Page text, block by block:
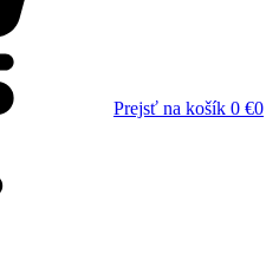
Prejsť na košík 0 €0